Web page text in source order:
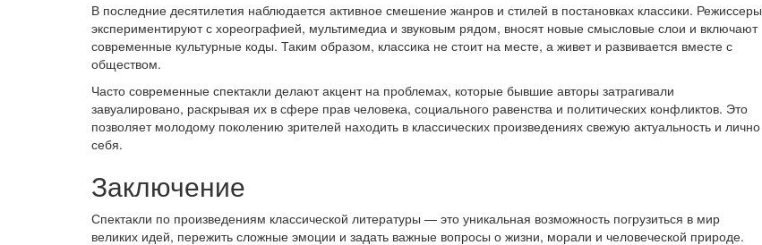
В последние десятилетия наблюдается активное смешение жанров и стилей в постановках классики. Режиссеры
экспериментируют с хореографией, мультимедиа и звуковым рядом, вносят новые смысловые слои и включают
современные культурные коды. Таким образом, классика не стоит на месте, а живет и развивается вместе с
обществом.
Часто современные спектакли делают акцент на проблемах, которые бывшие авторы затрагивали
завуалировано, раскрывая их в сфере прав человека, социального равенства и политических конфликтов. Это
позволяет молодому поколению зрителей находить в классических произведениях свежую актуальность и лично
себя.
Заключение
Спектакли по произведениям классической литературы — это уникальная возможность погрузиться в мир
великих идей, пережить сложные эмоции и задать важные вопросы о жизни, морали и человеческой природе.